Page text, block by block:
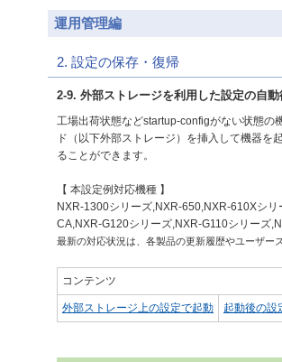
運用管理編
2. 設定の保存・復帰
2-9. 外部ストレージを利用した設定の自動
工場出荷状態などstartup-configがない状態の
ド（以下外部ストレージ）を挿入して機器
ることができます。
【 本設定例対応機種 】
NXR-1300シリーズ,NXR-650,NXR-610Xシ
CA,NXR-G120シリーズ,NXR-G110シリーズ
最新の対応状況は、各製品の更新履歴やユーザー
コンテンツ
外部ストレージ上の設定で起動 起動後の設